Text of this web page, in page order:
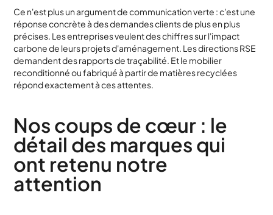
Ce n'est plus un argument de communication verte : c'est une
réponse concrète à des demandes clients de plus en plus
précises. Les entreprises veulent des chiffres sur l'impact
carbone de leurs projets d'aménagement. Les directions RSE
demandent des rapports de traçabilité. Et le mobilier
reconditionné ou fabriqué à partir de matières recyclées
répond exactement à ces attentes.
Nos coups de cœur : le
détail des marques qui
ont retenu notre
attention